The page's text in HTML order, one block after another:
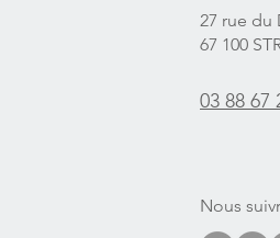
27 rue du
67 100
03 88 67
Nous